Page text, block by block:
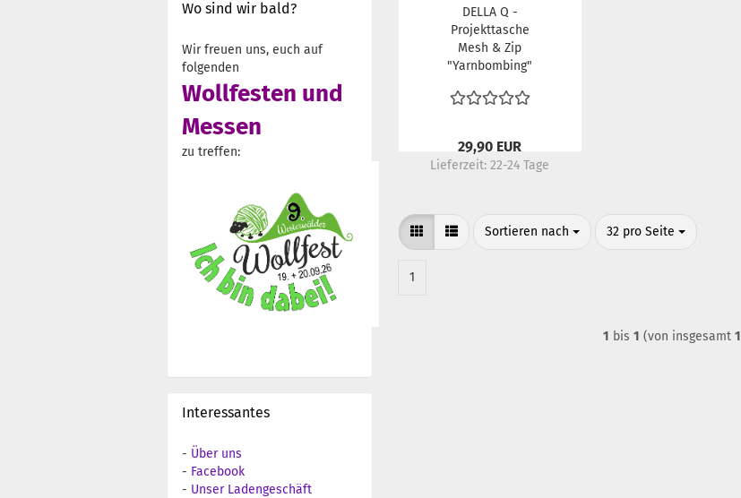
DELLA Q -
Projekttasche
Mesh & Zip
"Yarnbombing"
29,90 EUR
Lieferzeit:22-24 Tage
Sortieren nach
Sortieren nach 32 pro Seite
pro Seite
1
1 bis1 (von insgesamt1
Wo sind wir bald?
Wir freuen uns, euch auf
folgenden
Wollfesten und
Messen
zu treffen:
Interessantes
- Über uns
- Facebook
- Unser Ladengeschäft